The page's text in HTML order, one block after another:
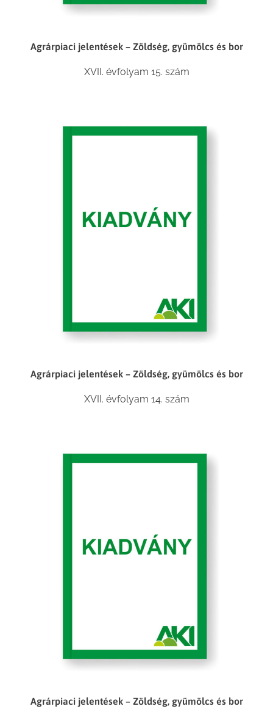
Agrárpiaci jelentések – Zöldség, gyümölcs és bor
XVII. évfolyam 15. szám
Agrárpiaci jelentések – Zöldség, gyümölcs és bor
XVII. évfolyam 14. szám
Agrárpiaci jelentések – Zöldség, gyümölcs és bor